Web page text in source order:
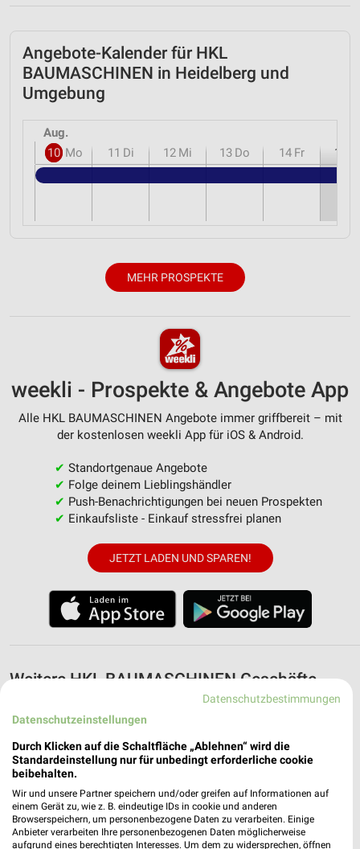
Angebote-Kalender für HKL
BAUMASCHINEN in Heidelberg und
Umgebung
Aug.
10 Mo 11 Di 12 Mi 13 Do 14 Fr 15
MEHR PROSPEKTE
weekli - Prospekte & Angebote App
Alle HKL BAUMASCHINEN Angebote immer griffbereit – mit
der kostenlosen weekli App für iOS & Android.
✔ Standortgenaue Angebote
✔ Folge deinem Lieblingshändler
✔ Push-Benachrichtigungen bei neuen Prospekten
✔ Einkaufsliste - Einkauf stressfrei planen
JETZT LADEN UND SPAREN!
Weitere HKL BAUMASCHINEN Geschäfte
mit Angeboten in und um Heidelberg
Heilbronn, Deutschland
475,65 km
Datenschutzbestimmungen
Datenschutzeinstellungen
Durch Klicken auf die Schaltfläche „Ablehnen“ wird die
Standardeinstellung nur für unbedingt erforderliche cookie
beibehalten.
Wir und unsere Partner speichern und/oder greifen auf Informationen auf
einem Gerät zu, wie z. B. eindeutige IDs in cookie und anderen
Browserspeichern, um personenbezogene Daten zu verarbeiten. Einige
Anbieter verarbeiten Ihre personenbezogenen Daten möglicherweise
aufgrund eines berechtigten Interesses. Um dem zu widersprechen, öffnen